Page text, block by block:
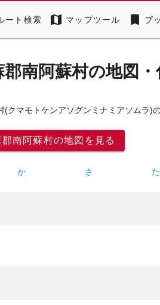
ート検索 map マップツール bookmark ブ
郡南阿蘇村の地図
(クマモトケンアソグンミナミアソムラ)
南阿蘇村の地図を見る
か さ た